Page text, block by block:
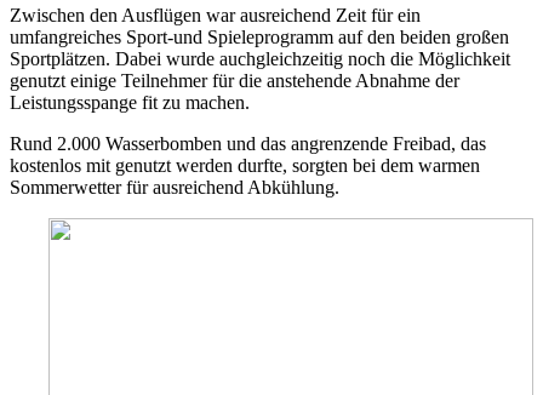
Zwischen den Ausflügen war ausreichend Zeit für ein
umfangreiches Sport-und Spieleprogramm auf den beiden großen
Sportplätzen. Dabei wurde auchgleichzeitig noch die Möglichkeit
genutzt einige Teilnehmer für die anstehende Abnahme der
Leistungsspange fit zu machen.
Rund 2.000 Wasserbomben und das angrenzende Freibad, das
kostenlos mit genutzt werden durfte, sorgten bei dem warmen
Sommerwetter für ausreichend Abkühlung.